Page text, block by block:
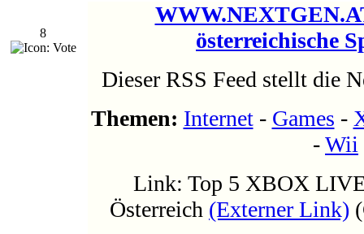
8
österreichische
Dieser RSS Feed stellt die
Themen: Internet- Games -
-Wii
Link: Top 5 XBOX LIVE
Österreich (Externer Link)